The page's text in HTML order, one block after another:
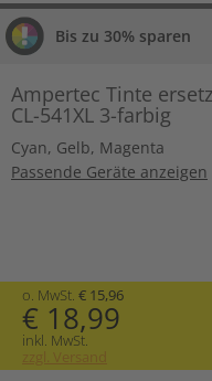
Bis zu 30% sparen
Ampertec Tinte
CL-541XL 3-farbig
Cyan, Gelb, Magenta
Passende Geräte anzeigen
o. MwSt. € 15,96
€ 18,99
inkl. MwSt.
zzgl. Versand